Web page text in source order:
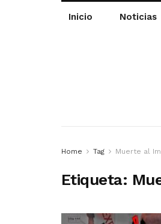
Inicio Noticias
Home Tag Muerte al
Etiqueta: